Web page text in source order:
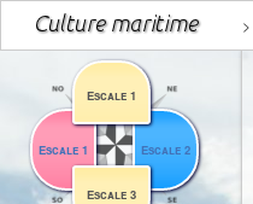
Escale 2
Escale 1
Escale 3
Escale 1
>